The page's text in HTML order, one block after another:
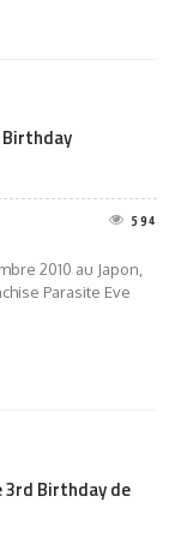
Birthday
594
2010 au Japon,
Parasite Eve
3rd Birthday de